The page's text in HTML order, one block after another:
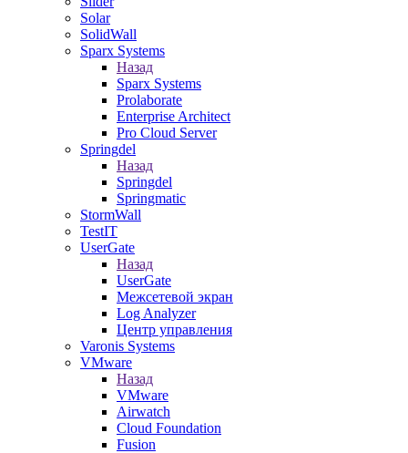
Solar
SolidWall
Sparx Systems
Назад
Sparx Systems
Prolaborate
Enterprise Architect
Pro Cloud Server
Springdel
Назад
Springdel
Springmatic
StormWall
TestIT
UserGate
Назад
UserGate
Межсетевой экран
Log Analyzer
Центр управления
Varonis Systems
VMware
Назад
VMware
Airwatch
Cloud Foundation
Fusion